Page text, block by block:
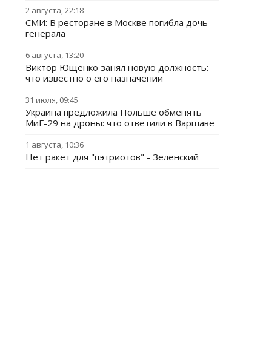
2 августа, 22:18
СМИ: В ресторане в Москве погибла дочь
генерала
6 августа, 13:20
Виктор Ющенко занял новую должность:
что известно о его назначении
31 июля, 09:45
Украина предложила Польше обменять
МиГ-29 на дроны: что ответили в Варшаве
1 августа, 10:36
Нет ракет для "пэтриотов" - Зеленский